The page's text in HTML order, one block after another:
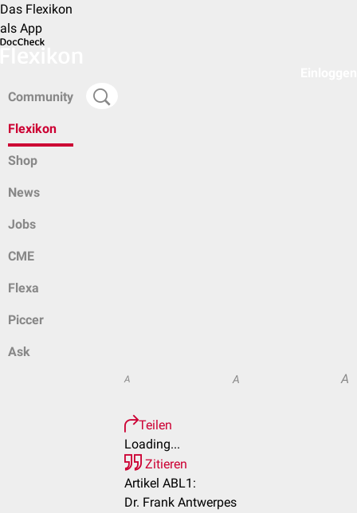
Das Flexikon
als App
Community
Flexikon
Shop
News
Jobs
CME
Flexa
Piccer
Ask
A A A
Teilen
Loading...
Zitieren
Artikel ABL1:
Dr. Frank Antwerpes